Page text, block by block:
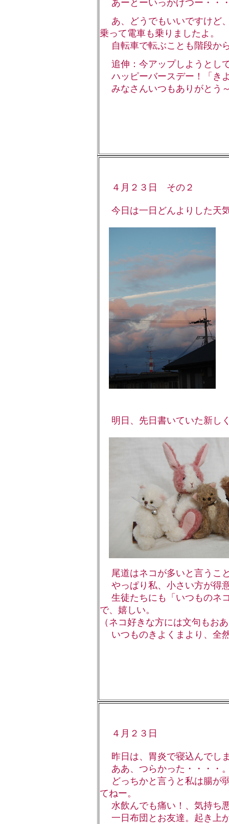
あーとーいっかげつー・・
あ、どうでもいいですけど
乗って電車も乗りましたよ。
自転車で転ぶことも階段か
追伸：今アップしようとし
ハッピーバースデー！「き
みなさんいつもありがとう
４月２３日 その２
今日は一日どんよりした天
明日、先日書いていた新し
尾道はネコが多いと言うこ
やっぱり私、小さい方が得
生徒たちにも「いつものネ
で、嬉しい。
（ネコ好きな方には文句もお
いつものきよくまより、全
４月２３日
昨日は、胃炎で寝込んでし
ああ、つらかった・・・・
どっちかと言うと私は腸が
てねー。
水飲んでも痛い！、気持ち
一日布団とお友達。起き上